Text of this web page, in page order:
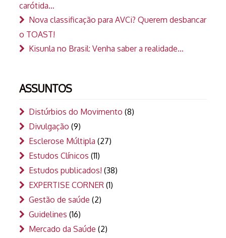
carótida…
Nova classificação para AVCi? Querem desbancar
o TOAST!
Kisunla no Brasil: Venha saber a realidade…
ASSUNTOS
Distúrbios do Movimento (8)
Divulgação (9)
Esclerose Múltipla (27)
Estudos Clínicos (11)
Estudos publicados! (38)
EXPERTISE CORNER (1)
Gestão de saúde (2)
Guidelines (16)
Mercado da Saúde (2)